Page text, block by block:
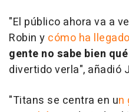
"El público ahora va a
Robin y cómo ha
gente no sabe bien
divertido verla", añadió
"Titans se centra en un